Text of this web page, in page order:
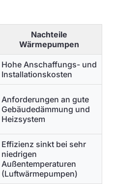
Nachteile
Wärmepumpen
Hohe Anschaffungs- und
Installationskosten
Anforderungen an gute
Gebäudedämmung und
Heizsystem
Effizienz sinkt bei sehr
niedrigen
Außentemperaturen
(Luftwärmepumpen)